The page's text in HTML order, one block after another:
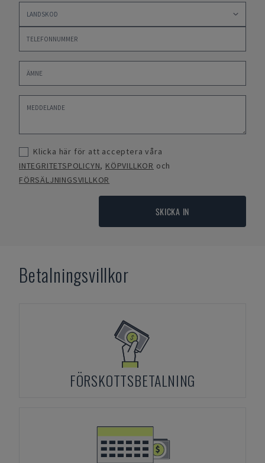
Klicka här för att acceptera våra
INTEGRITETSPOLICYN, KÖPVILLKOR och
FÖRSÄLJNINGSVILLKOR
SKICKA IN
Betalningsvillkor
FÖRSKOTTSBETALNING